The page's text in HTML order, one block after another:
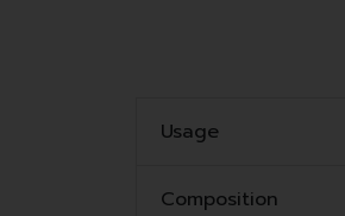
Usage
Composition